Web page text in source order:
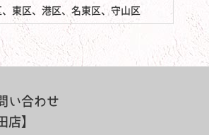
東区、港区、名東区、守山区
い合わせ
店】